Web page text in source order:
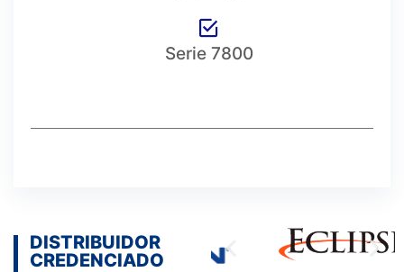
Serie 7800
DISTRIBUIDOR
CREDENCIADO